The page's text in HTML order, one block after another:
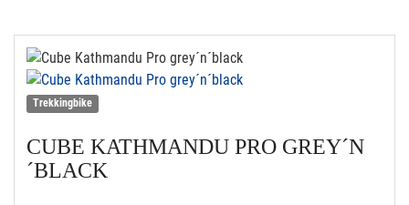
Trekkingbike
CUBE KATHMANDU PRO GREY´N
´BLACK